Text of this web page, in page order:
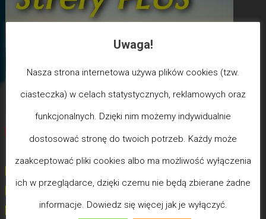
Poziom poświęceń LDW
- Poziom Miłości
Uwaga!
Nasza strona internetowa używa plików cookies (tzw.
ciasteczka) w celach statystycznych, reklamowych oraz
funkcjonalnych. Dzięki nim możemy indywidualnie
dostosować stronę do twoich potrzeb. Każdy może
zaakceptować pliki cookies albo ma możliwość wyłączenia
ich w przeglądarce, dzięki czemu nie będą zbierane żadne
informacje. Dowiedz się więcej jak je wyłączyć.